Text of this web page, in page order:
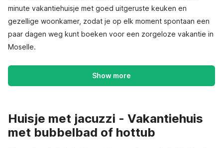
minute vakantiehuisje met goed uitgeruste keuken en
gezellige woonkamer, zodat je op elk moment spontaan een
paar dagen weg kunt boeken voor een zorgeloze vakantie in
Moselle.
Show more
Huisje met jacuzzi - Vakantiehuis
met bubbelbad of hottub